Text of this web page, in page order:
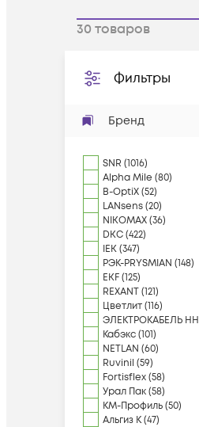
30 товаров
Фильтры
Бренд
SNR (1016)
Alpha Mile (80)
B-OptiX(52)
LANsens(20)
NIKOMAX(36)
DKC(422)
IEK(347)
РЭК-PRYSMIAN (148)
EKF(125)
REXANT(121)
Цветлит(116)
ЭЛЕКТРОКАБЕЛЬ НН
Кабэкс(101)
NETLAN (60)
Ruvinil (59)
Fortisflex(58)
Урал Пак(58)
КМ-Профиль(50)
Альгиз К(47)